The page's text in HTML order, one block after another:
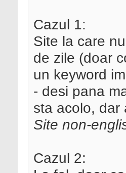
Cazul 1:
Site la care
de zile (doar
un keyword
- desi pana
sta acolo, dar
Site non-
Cazul 2: